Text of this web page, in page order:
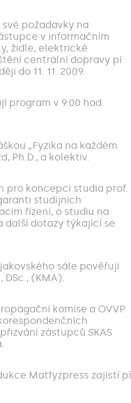
požadavky na
v informačním
židle, elektrické
centrální dopravy pí
do 11. 11. 2009.
program v 9:00 hod.
„Fyzika na každém
Ph.D., a kolektiv.
pro koncepci studia prof.
studijních
řízení, o studiu na
další dotazy týkající se
sále pověřuji
DSc., (KMA).
komise a OVVP
zástupců SKAS
Matfyzpress zajistí pí